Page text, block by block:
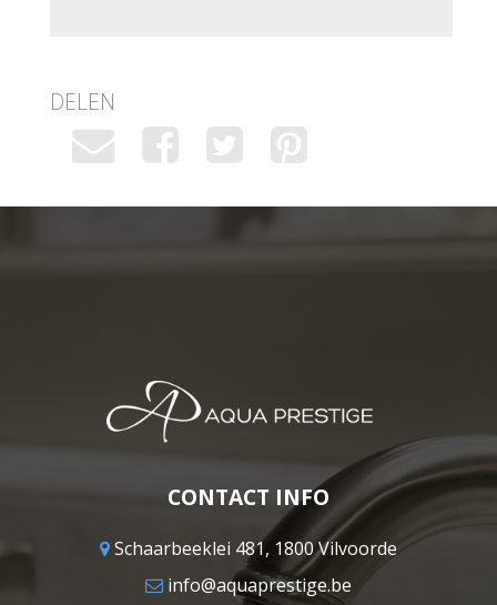
DELEN
CONTACT INFO
Schaarbeeklei 481, 1800 Vilvoorde
info@aquaprestige.be